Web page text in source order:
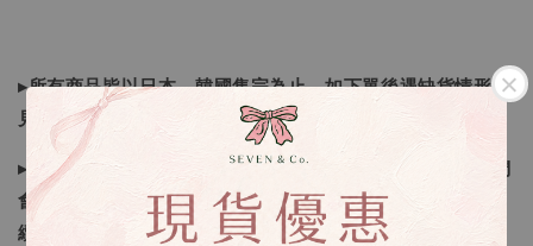
▸所有商品皆以日本、韓國售完為止，如下單後遇缺貨情形請
見諒
▸因日本商品貨況和價格是浮動的，若遇到缺貨或者調價我們
會視情況等待下單，若您想要知道即時貨況還請主動聯繫後
續喔